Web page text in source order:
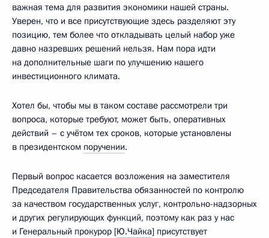
важная тема для развития экономики нашей страны.
Уверен, что и все присутствующие здесь разделяют эту
позицию, тем более что откладывать целый набор уже
давно назревших решений нельзя. Нам пора идти
на дополнительные шаги по улучшению нашего
инвестиционного климата.
Хотел бы, чтобы мы в таком составе рассмотрели три
вопроса, которые требуют, может быть, оперативных
действий – с учётом тех сроков, которые установлены
в президентском поручении.
Первый вопрос касается возложения на заместителя
Председателя Правительства обязанностей по контролю
за качеством государственных услуг, контрольно-надзорных
и других регулирующих функций, поэтому как раз у нас
и Генеральный прокурор [Ю.Чайка] присутствует